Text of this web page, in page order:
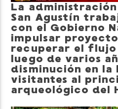
La
San Agustín
con el Gobierno
impulsar
recuperar el
luego de varios
disminución en la
visitantes al
arqueológico del